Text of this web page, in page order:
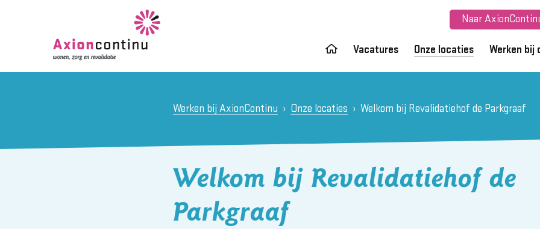
Naar
Vacatures Onze locaties Werken bij
Werken bij AxionContinu Onze locaties Welkom bij Revalidatiehof de Parkgraaf
Welkom bij Revalidatiehof de
Parkgraaf